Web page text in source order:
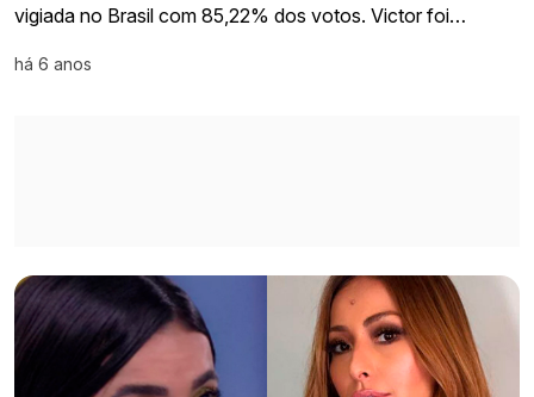
vigiada no Brasil com 85,22% dos votos. Victor foi…
há 6 anos